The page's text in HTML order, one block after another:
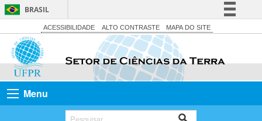
BRASIL
Simplifique!
Comunica BR
Participe
Acesso à informação
Canais
ACESSIBILIDADE ALTO CONTRASTE MAPA DO SITE
Menu